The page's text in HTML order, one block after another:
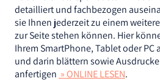
detailliert und fachbezogen
sie Ihnen jederzeit zu einem
zur Seite stehen können. Hier
Ihrem SmartPhone, Tablet oder
und darin blättern sowie
anfertigen »ONLINE LESEN.